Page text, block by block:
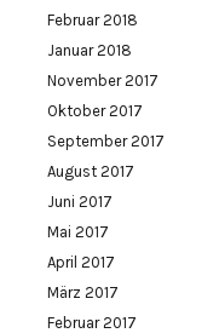
Februar 2018
Januar 2018
November 2017
Oktober 2017
September 2017
August 2017
Juni 2017
Mai 2017
April 2017
März 2017
Februar 2017